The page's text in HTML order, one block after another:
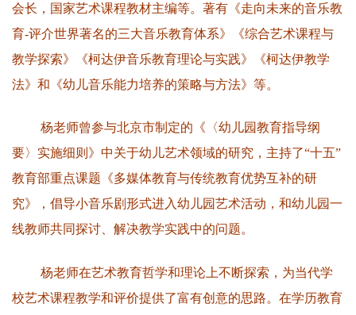
会长，国家艺术课程教材主编等。著有《走向未来的音乐教
育-评介世界著名的三大音乐教育体系》《综合艺术课程与
教学探索》《柯达伊音乐教育理论与实践》《柯达伊教学
法》和《幼儿音乐能力培养的策略与方法》等。
杨老师曾参与北京市制定的《〈幼儿园教育指导纲
要〉实施细则》中关于幼儿艺术领域的研究，主持了“十五”
教育部重点课题《多媒体教育与传统教育优势互补的研
究》，倡导小音乐剧形式进入幼儿园艺术活动，和幼儿园一
线教师共同探讨、解决教学实践中的问题。
杨老师在艺术教育哲学和理论上不断探索，为当代学
校艺术课程教学和评价提供了富有创意的思路。在学历教育